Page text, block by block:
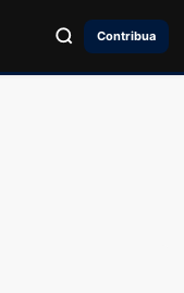
Contribua